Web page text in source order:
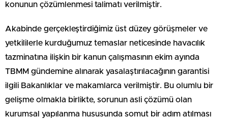
konunun çözümlenmesi talimatı verilmiştir.
Akabinde gerçekleştirdiğimiz üst düzey görüşmeler ve
yetkililerle kurduğumuz temaslar neticesinde havacılık
tazminatına ilişkin bir kanun çalışmasının ekim ayında
TBMM gündemine alınarak yasalaştırılacağının garantisi
ilgili Bakanlıklar ve makamlarca verilmiştir. Bu olumlu bir
gelişme olmakla birlikte, sorunun asli çözümü olan
kurumsal yapılanma hususunda somut bir adım atılması